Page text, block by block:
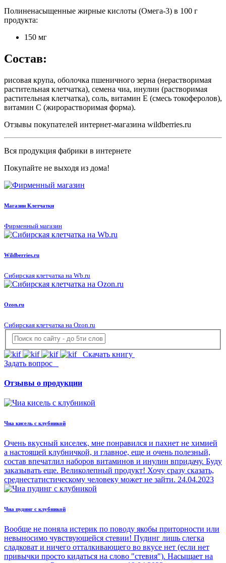
Полиненасыщенные жирные кислоты (Омега-3) в 100 г
продукта:
150 мг
Состав:
рисовая крупа, оболочка пшеничного зерна (нерастворимая
растительная клетчатка), семена чиа, инулин (растворимая
растительная клетчатка), соль, витамин Е (смесь токоферолов),
витамин С (жирорастворимая форма).
Отзывы покупателей интернет-магазина wildberries.ru
Вся продукция фабрики в интернете
Покупайте не выходя из дома!
Магазин Клетчатки
Фирменный магазин
Wildberries.ru
Сибирская клетчатка на Wb.ru
Ozon.ru
Сибирская клетчатка на Ozon.ru
Скачать книгу
Задать вопрос
Отзывы о продукции
Чиа кисель с клубникой
Очень вкусный киселек, мне понравился и пахнет не химией
а настоящей клубничкой, и главное, еще и очень полезный,
состав впечатлил наборов витаминов и инулин впридачу. Буду
заказывать еще. Великолепный продукт! Хочу сразу сказать,
среднестатистическому человеку может не зайти. 24.04.2023
Чиа пудинг с клубникой
Вообще не поняла истерик по поводу якобы приторности или
невыносимо чувствующейся стевии! Пудинг лишь слегка
сладковат и ничего отталкивающего во вкусе нет (если нет
привычки просто кидаться на слово "стевия"). Насыщает на